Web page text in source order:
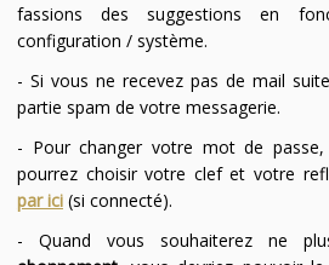
fassions des suggestions en
configuration / système.
- Si vous ne recevez pas de mail
partie spam de votre messagerie.
- Pour changer votre mot de
pourrez choisir votre clef et votre
par ici(si connecté).
- Quand vous souhaiterez ne